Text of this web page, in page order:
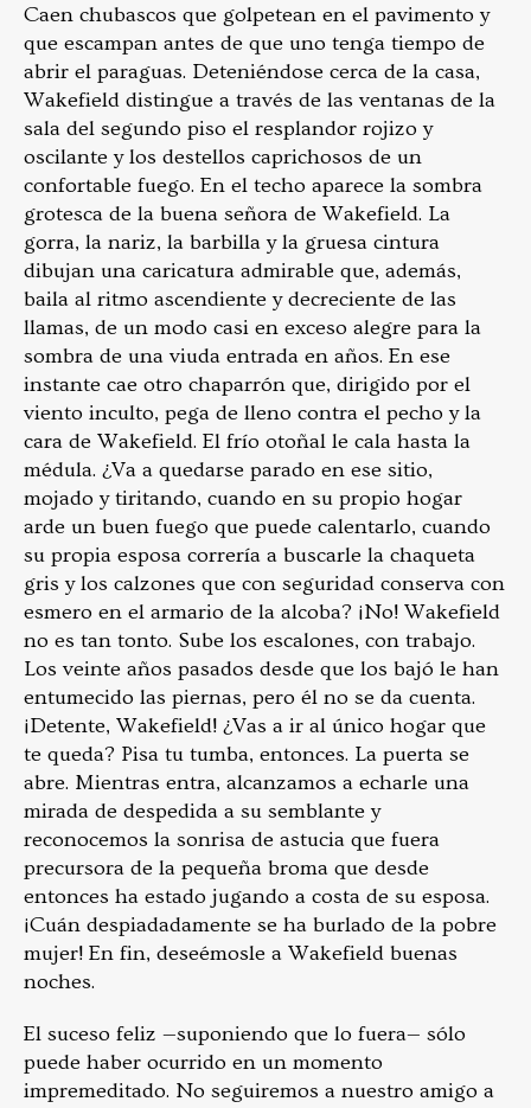
Caen chubascos que golpetean en el pavimento y
que escampan antes de que uno tenga tiempo de
abrir el paraguas. Deteniéndose cerca de la casa,
Wakefield distingue a través de las ventanas de la
sala del segundo piso el resplandor rojizo y
oscilante y los destellos caprichosos de un
confortable fuego. En el techo aparece la sombra
grotesca de la buena señora de Wakefield. La
gorra, la nariz, la barbilla y la gruesa cintura
dibujan una caricatura admirable que, además,
baila al ritmo ascendiente y decreciente de las
llamas, de un modo casi en exceso alegre para la
sombra de una viuda entrada en años. En ese
instante cae otro chaparrón que, dirigido por el
viento inculto, pega de lleno contra el pecho y la
cara de Wakefield. El frío otoñal le cala hasta la
médula. ¿Va a quedarse parado en ese sitio,
mojado y tiritando, cuando en su propio hogar
arde un buen fuego que puede calentarlo, cuando
su propia esposa correría a buscarle la chaqueta
gris y los calzones que con seguridad conserva con
esmero en el armario de la alcoba? ¡No! Wakefield
no es tan tonto. Sube los escalones, con trabajo.
Los veinte años pasados desde que los bajó le han
entumecido las piernas, pero él no se da cuenta.
¡Detente, Wakefield! ¿Vas a ir al único hogar que
te queda? Pisa tu tumba, entonces. La puerta se
abre. Mientras entra, alcanzamos a echarle una
mirada de despedida a su semblante y
reconocemos la sonrisa de astucia que fuera
precursora de la pequeña broma que desde
entonces ha estado jugando a costa de su esposa.
¡Cuán despiadadamente se ha burlado de la pobre
mujer! En fin, deseémosle a Wakefield buenas
noches.
El suceso feliz —suponiendo que lo fuera— sólo
puede haber ocurrido en un momento
impremeditado. No seguiremos a nuestro amigo a